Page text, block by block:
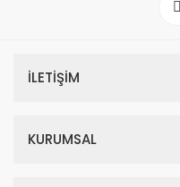
İLETİŞİM
KURUMSAL